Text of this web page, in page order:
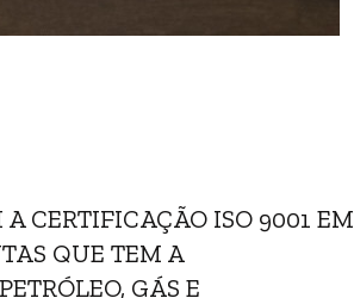
CERTIFICAÇÃO ISO 9001 EM
QUE TEM A
GÁS E